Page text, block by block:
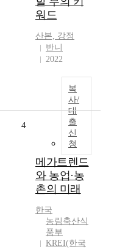
워드
산본, 강정
반니
2022
복
사/
대
출
신
청
4
메가트렌드
와 농업·농
촌의 미래
한국
농림축산식
품부
KREI(한국